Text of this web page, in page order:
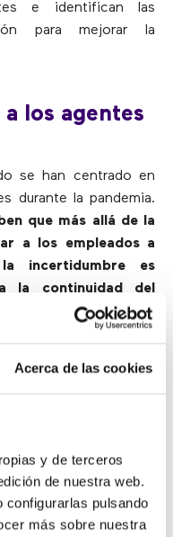
Acerca de las cookies
y de terceros
de nuestra web.
configurarlas pulsando
más sobre nuestra
e identifican las
para mejorar la
los agentes
se han centrado en
durante la pandemia.
que más allá de la
a los empleados a
incertidumbre es
la continuidad del
plazo
el mantenimiento de
de crisis.
en su compromiso,
la lealtad y la
tienen beneficios